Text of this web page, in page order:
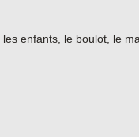
enfants, le boulot, le